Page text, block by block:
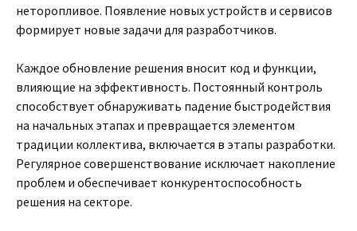
неторопливое. Появление новых устройств и сервисов
формирует новые задачи для разработчиков.
Каждое обновление решения вносит код и функции,
влияющие на эффективность. Постоянный контроль
способствует обнаруживать падение быстродействия
на начальных этапах и превращается элементом
традиции коллектива, включается в этапы разработки.
Регулярное совершенствование исключает накопление
проблем и обеспечивает конкурентоспособность
решения на секторе.